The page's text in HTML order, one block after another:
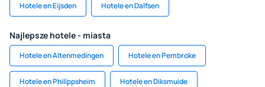
Hotele en Eijsden Hotele en Dalfsen
Najlepsze hotele - miasta
Hotele en Altenmedingen Hotele en Pembroke
Hotele en Philippsheim Hotele en Diksmuide